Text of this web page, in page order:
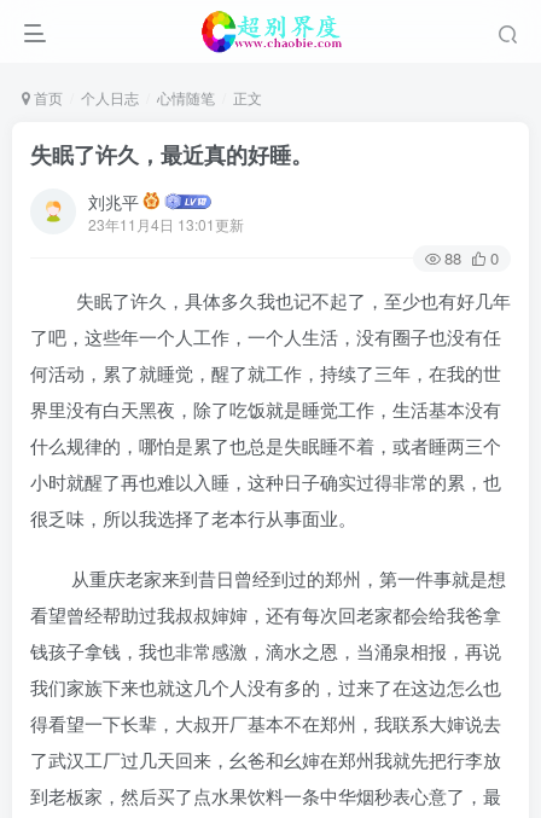
首页 个人日志 心情随笔 正文
失眠了许久，最近真的好睡。
刘兆平
23年11月4日 13:01更新
88 0
失眠了许久，具体多久我也记不起了，至少也有好几年
了吧，这些年一个人工作，一个人生活，没有圈子也没有任
何活动，累了就睡觉，醒了就工作，持续了三年，在我的世
界里没有白天黑夜，除了吃饭就是睡觉工作，生活基本没有
什么规律的，哪怕是累了也总是失眠睡不着，或者睡两三个
小时就醒了再也难以入睡，这种日子确实过得非常的累，也
很乏味，所以我选择了老本行从事面业。
从重庆老家来到昔日曾经到过的郑州，第一件事就是想
看望曾经帮助过我叔叔婶婶，还有每次回老家都会给我爸拿
钱孩子拿钱，我也非常感激，滴水之恩，当涌泉相报，再说
我们家族下来也就这几个人没有多的，过来了在这边怎么也
得看望一下长辈，大叔开厂基本不在郑州，我联系大婶说去
了武汉工厂过几天回来，幺爸和幺婶在郑州我就先把行李放
到老板家，然后买了点水果饮料一条中华烟秒表心意了，最